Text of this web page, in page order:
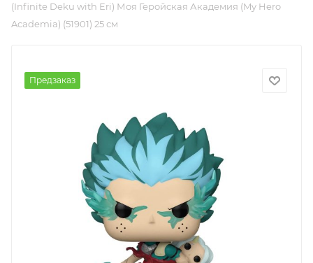
(Infinite Deku with Eri) Моя Геройская Академия (My Hero
Academia) (51901) 25 см
Предзаказ